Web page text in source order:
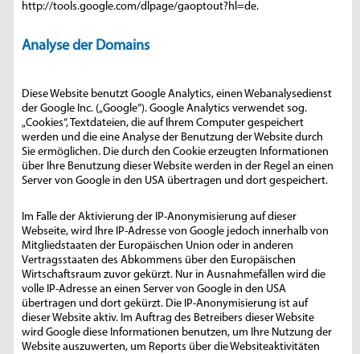
http://tools.google.com/dlpage/gaoptout?hl=de.
Analyse der Domains
Diese Website benutzt Google Analytics, einen Webanalysedienst
der Google Inc. („Google“). Google Analytics verwendet sog.
„Cookies“, Textdateien, die auf Ihrem Computer gespeichert
werden und die eine Analyse der Benutzung der Website durch
Sie ermöglichen. Die durch den Cookie erzeugten Informationen
über Ihre Benutzung dieser Website werden in der Regel an einen
Server von Google in den USA übertragen und dort gespeichert.
Im Falle der Aktivierung der IP-Anonymisierung auf dieser
Webseite, wird Ihre IP-Adresse von Google jedoch innerhalb von
Mitgliedstaaten der Europäischen Union oder in anderen
Vertragsstaaten des Abkommens über den Europäischen
Wirtschaftsraum zuvor gekürzt. Nur in Ausnahmefällen wird die
volle IP-Adresse an einen Server von Google in den USA
übertragen und dort gekürzt. Die IP-Anonymisierung ist auf
dieser Website aktiv. Im Auftrag des Betreibers dieser Website
wird Google diese Informationen benutzen, um Ihre Nutzung der
Website auszuwerten, um Reports über die Websiteaktivitäten